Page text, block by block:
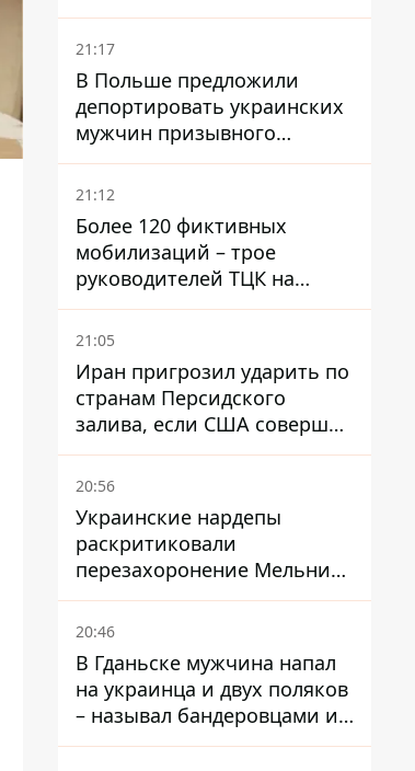
National Security Journal
21:17
В Польше предложили
депортировать украинских
мужчин призывного
возраста - кого это может
затронуть
21:12
Более 120 фиктивных
мобилизаций – трое
руководителей ТЦК на
Волыни и Буковине
получили подозрения за
21:05
Иран пригрозил ударить по
странам Персидского
залива, если США совершат
хотя бы одну атаку - Reuters
20:56
Украинские нардепы
раскритиковали
перезахоронение Мельника
из-за риска
дипломатической изоляции
20:46
В Гданьске мужчина напал
на украинца и двух поляков
– называл бандеровцами и
вел себя агрессивно